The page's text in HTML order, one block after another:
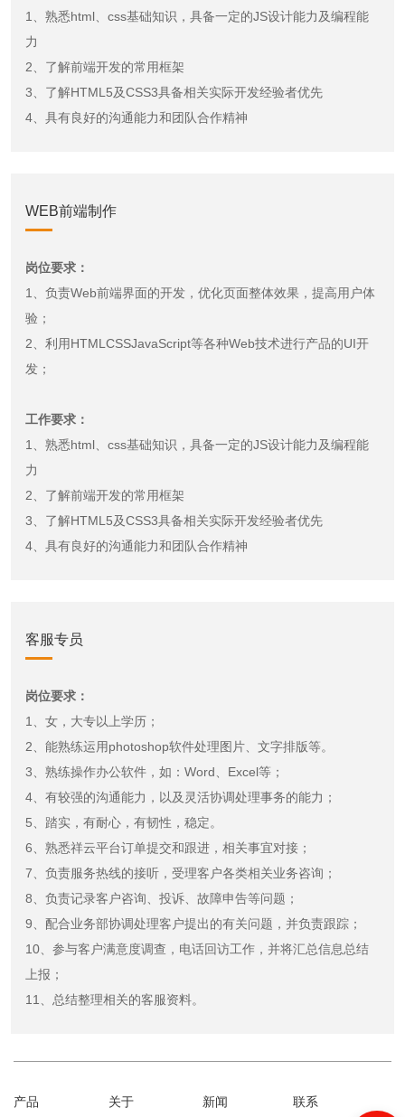
1、熟悉html、css基础知识，具备一定的JS设计能力及编程能
力
2、了解前端开发的常用框架
3、了解HTML5及CSS3具备相关实际开发经验者优先
4、具有良好的沟通能力和团队合作精神
WEB前端制作
岗位要求：
1、负责Web前端界面的开发，优化页面整体效果，提高用户体
验；
2、利用HTMLCSSJavaScript等各种Web技术进行产品的UI开
发；
工作要求：
1、熟悉html、css基础知识，具备一定的JS设计能力及编程能
力
2、了解前端开发的常用框架
3、了解HTML5及CSS3具备相关实际开发经验者优先
4、具有良好的沟通能力和团队合作精神
客服专员
岗位要求：
1、女，大专以上学历；
2、能熟练运用photoshop软件处理图片、文字排版等。
3、熟练操作办公软件，如：Word、Excel等；
4、有较强的沟通能力，以及灵活协调处理事务的能力；
5、踏实，有耐心，有韧性，稳定。
6、熟悉祥云平台订单提交和跟进，相关事宜对接；
7、负责服务热线的接听，受理客户各类相关业务咨询；
8、负责记录客户咨询、投诉、故障申告等问题；
9、配合业务部协调处理客户提出的有关问题，并负责跟踪；
10、参与客户满意度调查，电话回访工作，并将汇总信息总结
上报；
11、总结整理相关的客服资料。
产品 关于 新闻 联系